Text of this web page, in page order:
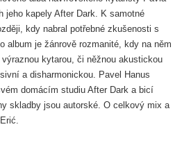
jeho kapely After Dark. K samotné
kdy nabral potřebné zkušenosti s
album je žánrově rozmanité, kdy na něm
kytarou, či něžnou akustickou
a disharmonickou. Pavel Hanus
domácím studiu After Dark a bicí
skladby jsou autorské. O celkový mix a